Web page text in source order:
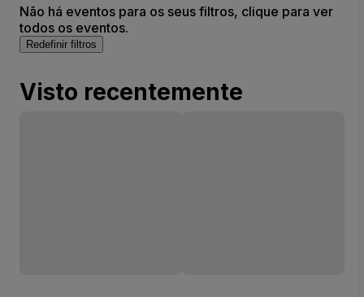
Não há eventos para os seus filtros, clique para ver
todos os eventos.
Redefinir filtros
Visto recentemente